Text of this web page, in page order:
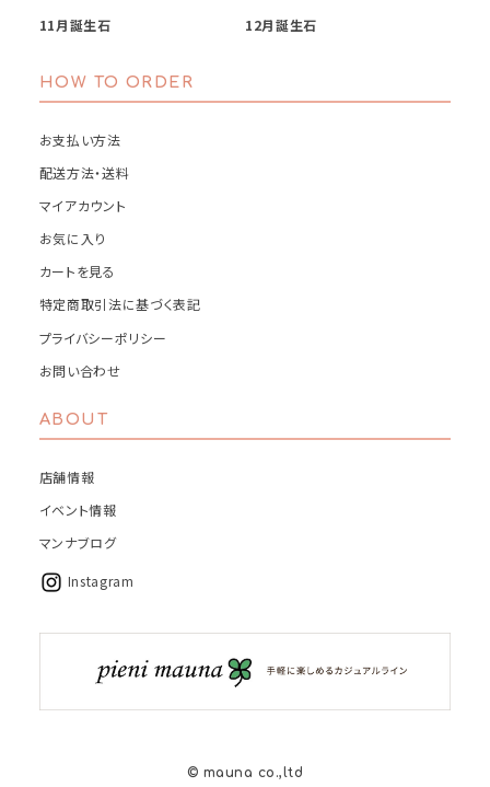
11月誕生石
12月誕生石
HOW TO ORDER
お支払い方法
配送方法・送料
マイアカウント
お気に入り
カートを見る
特定商取引法に基づく表記
プライバシーポリシー
お問い合わせ
ABOUT
店舗情報
イベント情報
マンナブログ
Instagram
© mauna co.,ltd